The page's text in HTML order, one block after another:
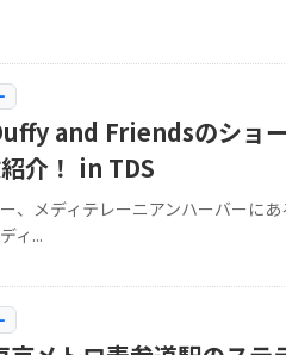
and Friendsのショ
介！ in TDS
、メディテレーニアンハーバーに
ィ...